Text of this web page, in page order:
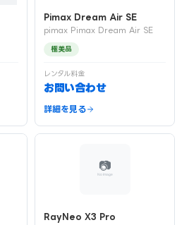
Pimax Dream Air SE
pimax Pimax Dream Air SE
極美品
レンタル料金
お問い合わせ
詳細を見る
RayNeo X3 Pro